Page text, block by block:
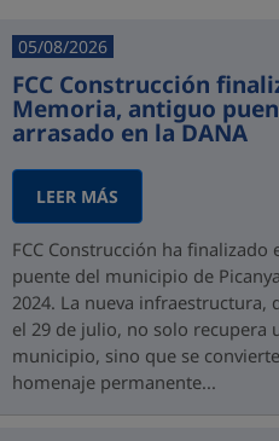
05/08/2026
FCC Construcción
Memoria, antiguo
arrasado en la DANA
LEER MÁS
FCC Construcción ha
puente del municipio de
2024. La nueva infraestructura,
el 29 de julio, no solo recupera
municipio, sino que se
homenaje permanente...